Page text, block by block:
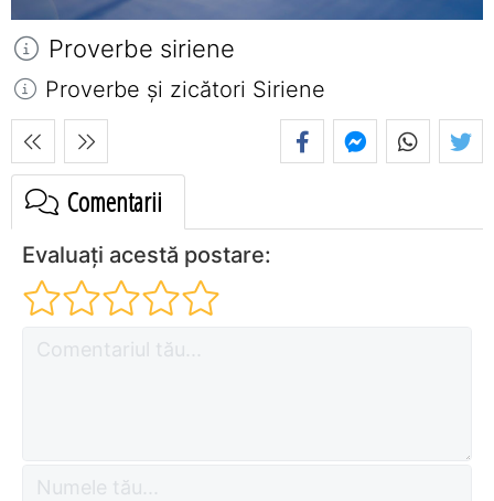
Proverbe siriene
Proverbe și zicători Siriene
Comentarii
Evaluați acestă postare: